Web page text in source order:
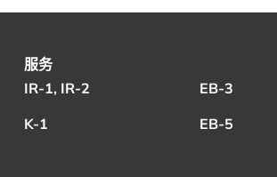
服务
IR-1, IR-2
K-1
EB-3
EB-5